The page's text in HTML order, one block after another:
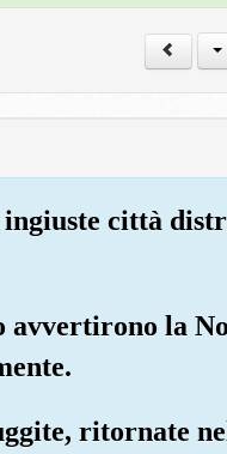
ingiuste città
avvertirono la
ritornate